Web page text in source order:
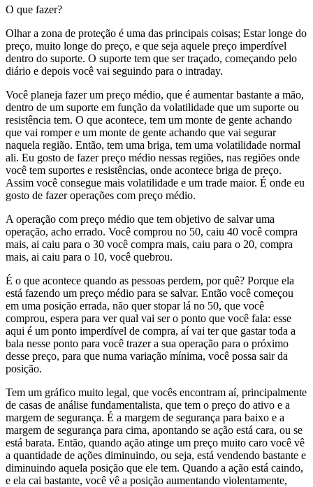
O que fazer?
Olhar a zona de proteção é uma das principais coisas; Estar longe do
preço, muito longe do preço, e que seja aquele preço imperdível
dentro do suporte. O suporte tem que ser traçado, começando pelo
diário e depois você vai seguindo para o intraday.
Você planeja fazer um preço médio, que é aumentar bastante a mão,
dentro de um suporte em função da volatilidade que um suporte ou
resistência tem. O que acontece, tem um monte de gente achando
que vai romper e um monte de gente achando que vai segurar
naquela região. Então, tem uma briga, tem uma volatilidade normal
ali. Eu gosto de fazer preço médio nessas regiões, nas regiões onde
você tem suportes e resistências, onde acontece briga de preço.
Assim você consegue mais volatilidade e um trade maior. É onde eu
gosto de fazer operações com preço médio.
A operação com preço médio que tem objetivo de salvar uma
operação, acho errado. Você comprou no 50, caiu 40 você compra
mais, ai caiu para o 30 você compra mais, caiu para o 20, compra
mais, ai caiu para o 10, você quebrou.
É o que acontece quando as pessoas perdem, por quê? Porque ela
está fazendo um preço médio para se salvar. Então você começou
em uma posição errada, não quer stopar lá no 50, que você
comprou, espera para ver qual vai ser o ponto que você fala: esse
aqui é um ponto imperdível de compra, aí vai ter que gastar toda a
bala nesse ponto para você trazer a sua operação para o próximo
desse preço, para que numa variação mínima, você possa sair da
posição.
Tem um gráfico muito legal, que vocês encontram aí, principalmente
de casas de análise fundamentalista, que tem o preço do ativo e a
margem de segurança. É a margem de segurança para baixo e a
margem de segurança para cima, apontando se ação está cara, ou se
está barata. Então, quando ação atinge um preço muito caro você vê
a quantidade de ações diminuindo, ou seja, está vendendo bastante e
diminuindo aquela posição que ele tem. Quando a ação está caindo,
e ela cai bastante, você vê a posição aumentando violentamente,